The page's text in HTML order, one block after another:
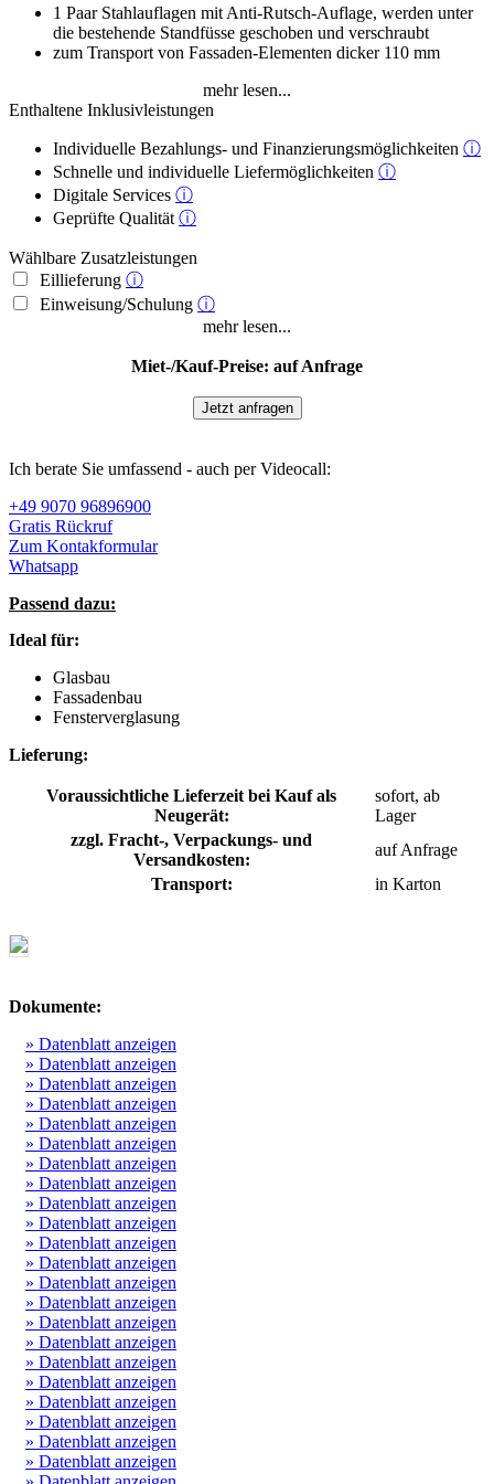
1 Paar Stahlauflagen mit Anti-Rutsch-Auflage, werden unter
die bestehende Standfüsse geschoben und verschraubt
zum Transport von Fassaden-Elementen dicker 110 mm
mehr lesen...
Enthaltene Inklusivleistungen
Individuelle Bezahlungs- und Finanzierungsmöglichkeiten ⓘ
Schnelle und individuelle Liefermöglichkeiten ⓘ
Digitale Services ⓘ
Geprüfte Qualität ⓘ
Wählbare Zusatzleistungen
Eillieferung ⓘ
Einweisung/Schulung ⓘ
mehr lesen...
Miet-/Kauf-Preise: auf Anfrage
Jetzt anfragen
Ich berate Sie umfassend - auch per Videocall:
+49 9070 96896900
Gratis Rückruf
Zum Kontakformular
Whatsapp
Passend dazu:
Ideal für:
Glasbau
Fassadenbau
Fensterverglasung
Lieferung:
Voraussichtliche Lieferzeit bei Kauf als
Neugerät:
sofort, ab
Lager
zzgl. Fracht-, Verpackungs- und
Versandkosten:
auf Anfrage
Transport:
in Karton
Dokumente:
» Datenblatt anzeigen
» Datenblatt anzeigen
» Datenblatt anzeigen
» Datenblatt anzeigen
» Datenblatt anzeigen
» Datenblatt anzeigen
» Datenblatt anzeigen
» Datenblatt anzeigen
» Datenblatt anzeigen
» Datenblatt anzeigen
» Datenblatt anzeigen
» Datenblatt anzeigen
» Datenblatt anzeigen
» Datenblatt anzeigen
» Datenblatt anzeigen
» Datenblatt anzeigen
» Datenblatt anzeigen
» Datenblatt anzeigen
» Datenblatt anzeigen
» Datenblatt anzeigen
» Datenblatt anzeigen
» Datenblatt anzeigen